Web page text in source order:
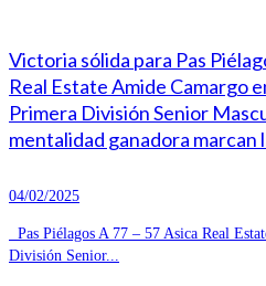
Victoria sólida para Pas
Real Estate Amide Camargo
Primera División Senior
mentalidad ganadora marcan
04/02/2025
Pas Piélagos A 77 – 57 Asica Real
División Senior...